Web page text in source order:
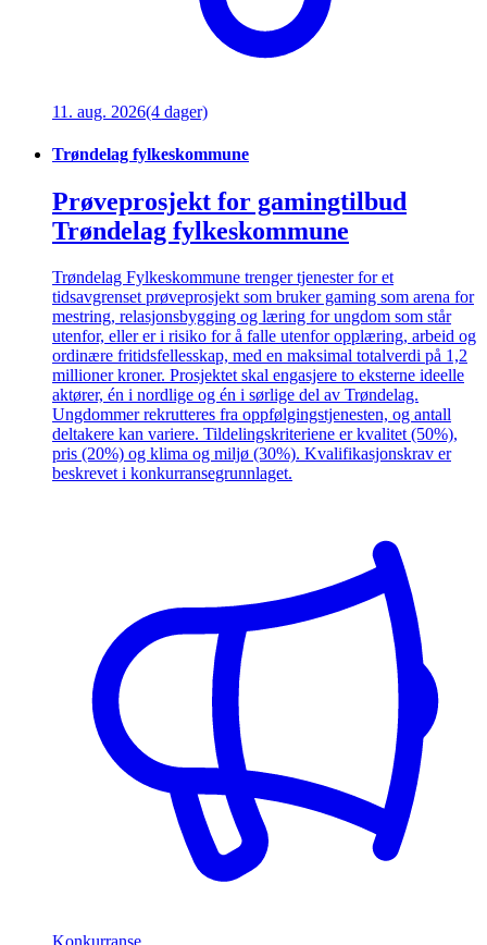
11. aug. 2026(4 dager)
Trøndelag fylkeskommune
Prøveprosjekt for gamingtilbud
Trøndelag fylkeskommune
Trøndelag Fylkeskommune trenger tjenester for et
tidsavgrenset prøveprosjekt som bruker gaming som arena for
mestring, relasjonsbygging og læring for ungdom som står
utenfor, eller er i risiko for å falle utenfor opplæring, arbeid og
ordinære fritidsfellesskap, med en maksimal totalverdi på 1,2
millioner kroner. Prosjektet skal engasjere to eksterne ideelle
aktører, én i nordlige og én i sørlige del av Trøndelag.
Ungdommer rekrutteres fra oppfølgingstjenesten, og antall
deltakere kan variere. Tildelingskriteriene er kvalitet (50%),
pris (20%) og klima og miljø (30%). Kvalifikasjonskrav er
beskrevet i konkurransegrunnlaget.